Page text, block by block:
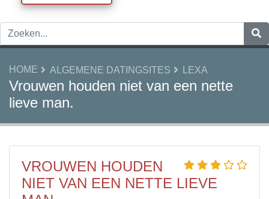
HOME ALGEMENE DATINGSITES LEXA
Vrouwen houden niet van een nette
lieve man.
VROUWEN HOUDEN
NIET VAN EEN NETTE LIEVE